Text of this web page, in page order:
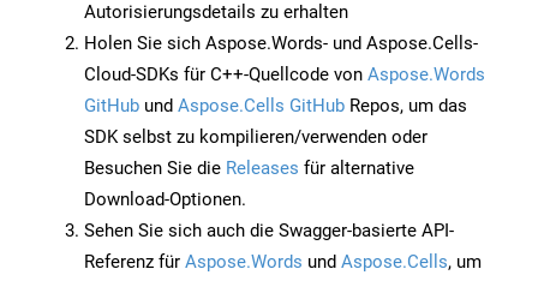
Autorisierungsdetails zu erhalten
Holen Sie sich Aspose.Words- und Aspose.Cells-
Cloud-SDKs für C++-Quellcode von Aspose.Words
GitHub und Aspose.Cells GitHub Repos, um das
SDK selbst zu kompilieren/verwenden oder
Besuchen Sie die Releases für alternative
Download-Optionen.
Sehen Sie sich auch die Swagger-basierte API-
Referenz für Aspose.Words und Aspose.Cells, um